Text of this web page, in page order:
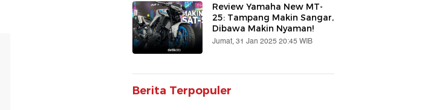
Review Yamaha New MT-
25: Tampang Makin Sangar,
Dibawa Makin Nyaman!
Jumat, 31 Jan 2025 20:45 WIB
Berita Terpopuler